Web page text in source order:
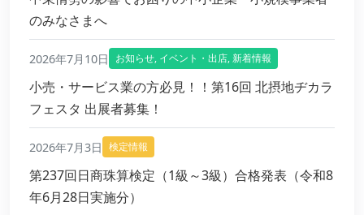
のみなさまへ
2026年7月10日 お知らせ, イベント・出店,新着情報
小売・サービス業の方必見！！第16回 北摂地ヂカラ
フェスタ 出展者募集！
2026年7月3日 検定情報
第237回日商珠算検定（1級～3級）合格発表（令和8
年6月28日実施分）